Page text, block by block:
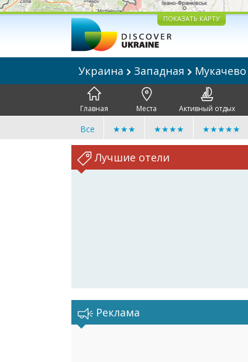
ПОКАЗАТЬ КАРТУ
Украина Западная Мукачево
Главная Места Активный отдых
Все ★★★ ★★★★ ★★★★★
Лучшие отели
Реклама